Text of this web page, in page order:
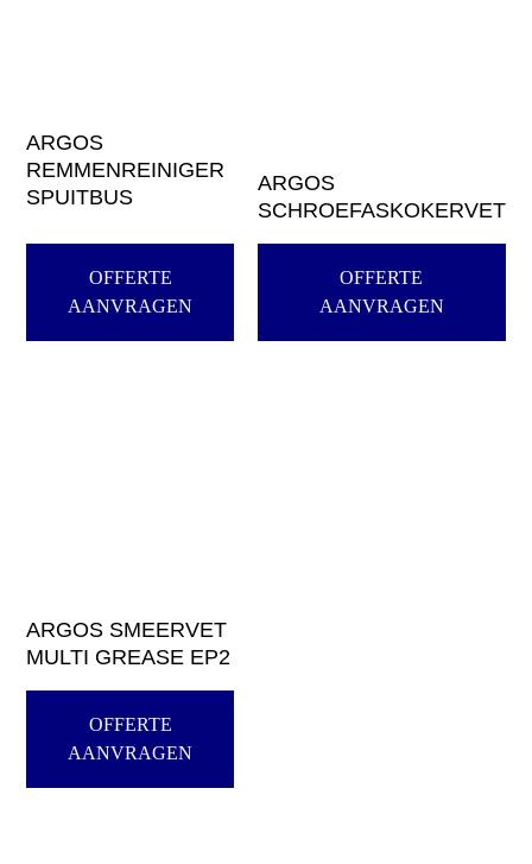
ARGOS
REMMENREINIGER
SPUITBUS
OFFERTE
AANVRAGEN
ARGOS
SCHROEFASKOKERVET
OFFERTE
AANVRAGEN
ARGOS SMEERVET
MULTI GREASE EP2
OFFERTE
AANVRAGEN